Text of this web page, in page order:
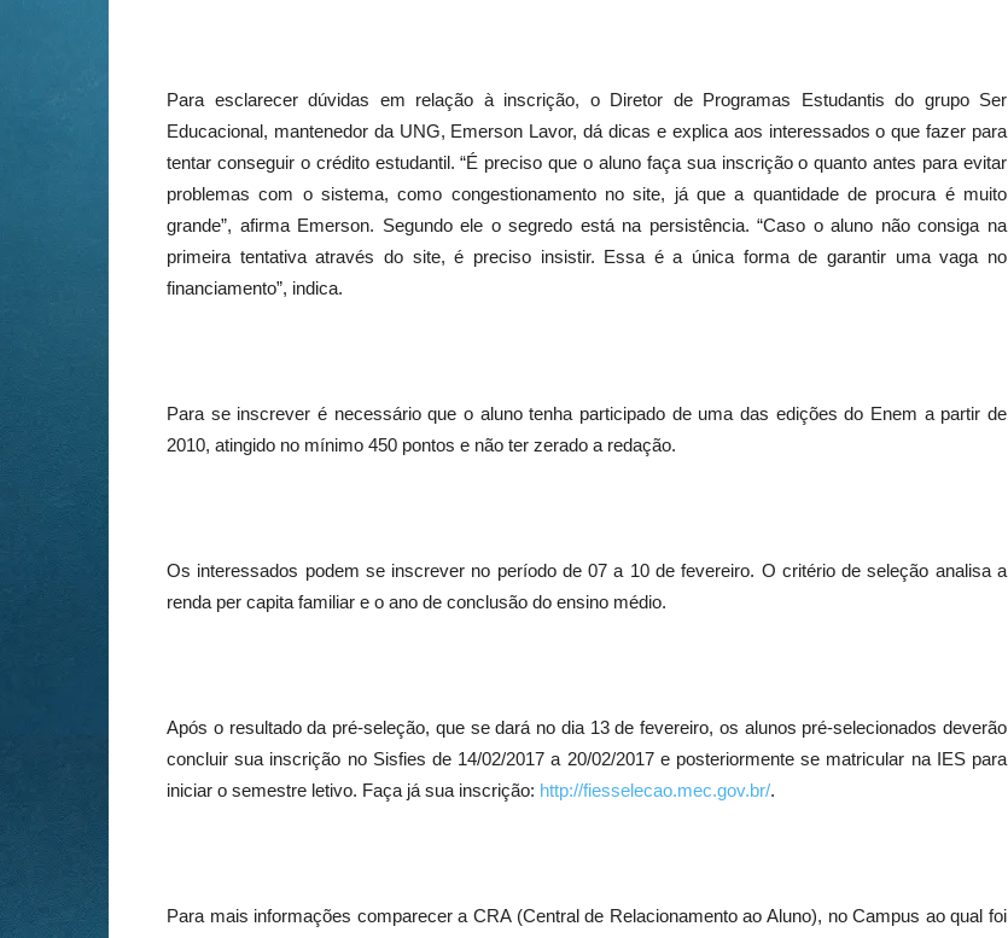
Para esclarecer dúvidas em relação à inscrição, o Diretor de Programas Estudantis do grupo Ser
Educacional, mantenedor da UNG, Emerson Lavor, dá dicas e explica aos interessados o que fazer para
tentar conseguir o crédito estudantil. “É preciso que o aluno faça sua inscrição o quanto antes para evitar
problemas com o sistema, como congestionamento no site, já que a quantidade de procura é muito
grande”, afirma Emerson. Segundo ele o segredo está na persistência. “Caso o aluno não consiga na
primeira tentativa através do site, é preciso insistir. Essa é a única forma de garantir uma vaga no
financiamento”, indica.
Para se inscrever é necessário que o aluno tenha participado de uma das edições do Enem a partir de
2010, atingido no mínimo 450 pontos e não ter zerado a redação.
Os interessados podem se inscrever no período de 07 a 10 de fevereiro. O critério de seleção analisa a
renda per capita familiar e o ano de conclusão do ensino médio.
Após o resultado da pré-seleção, que se dará no dia 13 de fevereiro, os alunos pré-selecionados deverão
concluir sua inscrição no Sisfies de 14/02/2017 a 20/02/2017 e posteriormente se matricular na IES para
iniciar o semestre letivo. Faça já sua inscrição: http://fiesselecao.mec.gov.br/.
Para mais informações comparecer a CRA (Central de Relacionamento ao Aluno), no Campus ao qual foi